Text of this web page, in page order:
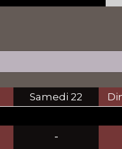
Samedi 22
-